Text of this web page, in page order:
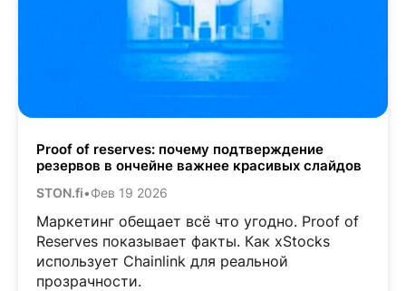
Proof of reserves: почему подтверждение
резервов в ончейне важнее красивых слайдов
STON.fi•Фев 19 2026
Маркетинг обещает всё что угодно. Proof of
Reserves показывает факты. Как xStocks
использует Chainlink для реальной
прозрачности.